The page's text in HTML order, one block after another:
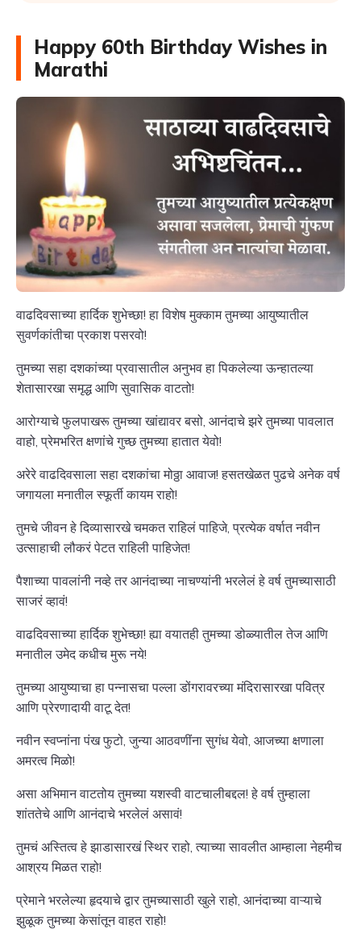
Happy 60th Birthday Wishes in
Marathi
वाढदिवसाच्या हार्दिक शुभेच्छा! हा विशेष मुक्काम तुमच्या आयुष्यातील
सुवर्णकांतीचा प्रकाश पसरवो!
तुमच्या सहा दशकांच्या प्रवासातील अनुभव हा पिकलेल्या ऊन्हातल्या
शेतासारखा समृद्ध आणि सुवासिक वाटतो!
आरोग्याचे फुलपाखरू तुमच्या खांद्यावर बसो, आनंदाचे झरे तुमच्या पावलात
वाहो, प्रेमभरित क्षणांचे गुच्छ तुमच्या हातात येवो!
अरेरे वाढदिवसाला सहा दशकांचा मोठ्ठा आवाज! हसतखेळत पुढचे अनेक वर्ष
जगायला मनातील स्फूर्ती कायम राहो!
तुमचे जीवन हे दिव्यासारखे चमकत राहिलं पाहिजे, प्रत्येक वर्षात नवीन
उत्साहाची लौकरं पेटत राहिली पाहिजेत!
पैशाच्या पावलांनी नव्हे तर आनंदाच्या नाचण्यांनी भरलेलं हे वर्ष तुमच्यासाठी
साजरं व्हावं!
वाढदिवसाच्या हार्दिक शुभेच्छा! ह्या वयातही तुमच्या डोळ्यातील तेज आणि
मनातील उमेद कधीच मुरू नये!
तुमच्या आयुष्याचा हा पन्नासचा पल्ला डोंगरावरच्या मंदिरासारखा पवित्र
आणि प्रेरणादायी वाटू देत!
नवीन स्वप्नांना पंख फुटो, जुन्या आठवणींना सुगंध येवो, आजच्या क्षणाला
अमरत्व मिळो!
असा अभिमान वाटतोय तुमच्या यशस्वी वाटचालीबद्दल! हे वर्ष तुम्हाला
शांततेचे आणि आनंदाचे भरलेलं असावं!
तुमचं अस्तित्व हे झाडासारखं स्थिर राहो, त्याच्या सावलीत आम्हाला नेहमीच
आश्रय मिळत राहो!
प्रेमाने भरलेल्या हृदयाचे द्वार तुमच्यासाठी खुले राहो, आनंदाच्या वाऱ्याचे
झुळूक तुमच्या केसांतून वाहत राहो!